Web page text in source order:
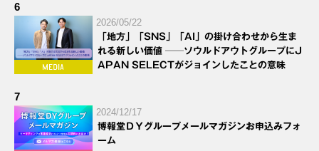
6
2026/05/22
「地方」「SNS」「AI」の掛け合わせから生ま
れる新しい価値 ──ソウルドアウトグループにJ
APAN SELECTがジョインしたことの意味
7
2024/12/17
博報堂ＤＹグループメールマガジンお申込みフォ
ーム